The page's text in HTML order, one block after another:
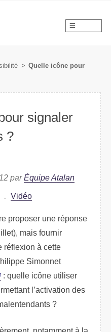
> Quelle icône pour
signaler
?
parÉquipe Atalan
Vidéo
proposer une réponse
mais fournir
réflexion à cette
Simonnet
: quelle icône utiliser
l’activation des
?